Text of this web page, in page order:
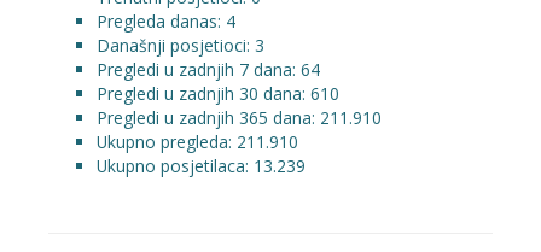
Pregleda danas: 4
Današnji posjetioci: 3
Pregledi u zadnjih 7 dana: 64
Pregledi u zadnjih 30 dana: 610
Pregledi u zadnjih 365 dana: 211.910
Ukupno pregleda: 211.910
Ukupno posjetilaca: 13.239